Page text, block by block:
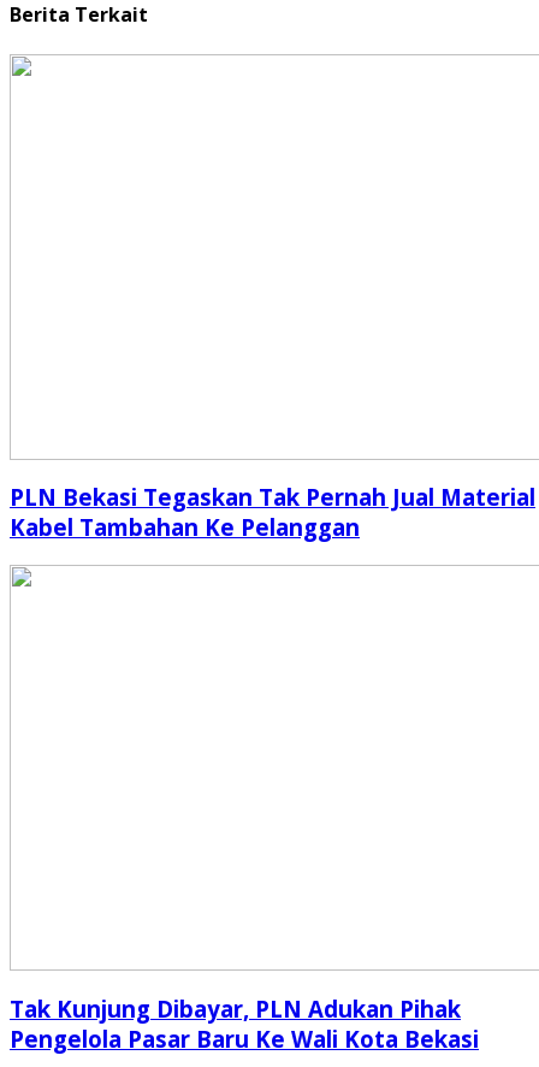
Berita Terkait
PLN Bekasi Tegaskan Tak Pernah Jual Material
Kabel Tambahan Ke Pelanggan
Tak Kunjung Dibayar, PLN Adukan Pihak
Pengelola Pasar Baru Ke Wali Kota Bekasi